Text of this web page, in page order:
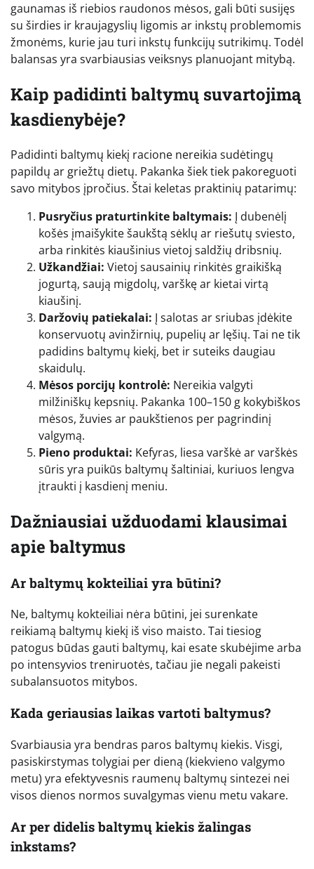
gaunamas iš riebios raudonos mėsos, gali būti susijęs
su širdies ir kraujagyslių ligomis ar inkstų problemomis
žmonėms, kurie jau turi inkstų funkcijų sutrikimų. Todėl
balansas yra svarbiausias veiksnys planuojant mitybą.
Kaip padidinti baltymų suvartojimą
kasdienybėje?
Padidinti baltymų kiekį racione nereikia sudėtingų
papildų ar griežtų dietų. Pakanka šiek tiek pakoreguoti
savo mitybos įpročius. Štai keletas praktinių patarimų:
Pusryčius praturtinkite baltymais: Į dubenėlį
košės įmaišykite šaukštą sėklų ar riešutų sviesto,
arba rinkitės kiaušinius vietoj saldžių dribsnių.
Užkandžiai: Vietoj sausainių rinkitės graikišką
jogurtą, saują migdolų, varškę ar kietai virtą
kiaušinį.
Daržovių patiekalai: Į salotas ar sriubas įdėkite
konservuotų avinžirnių, pupelių ar lęšių. Tai ne tik
padidins baltymų kiekį, bet ir suteiks daugiau
skaidulų.
Mėsos porcijų kontrolė: Nereikia valgyti
milžiniškų kepsnių. Pakanka 100–150 g kokybiškos
mėsos, žuvies ar paukštienos per pagrindinį
valgymą.
Pieno produktai: Kefyras, liesa varškė ar varškės
sūris yra puikūs baltymų šaltiniai, kuriuos lengva
įtraukti į kasdienį meniu.
Dažniausiai užduodami klausimai
apie baltymus
Ar baltymų kokteiliai yra būtini?
Ne, baltymų kokteiliai nėra būtini, jei surenkate
reikiamą baltymų kiekį iš viso maisto. Tai tiesiog
patogus būdas gauti baltymų, kai esate skubėjime arba
po intensyvios treniruotės, tačiau jie negali pakeisti
subalansuotos mitybos.
Kada geriausias laikas vartoti baltymus?
Svarbiausia yra bendras paros baltymų kiekis. Visgi,
pasiskirstymas tolygiai per dieną (kiekvieno valgymo
metu) yra efektyvesnis raumenų baltymų sintezei nei
visos dienos normos suvalgymas vienu metu vakare.
Ar per didelis baltymų kiekis žalingas
inkstams?